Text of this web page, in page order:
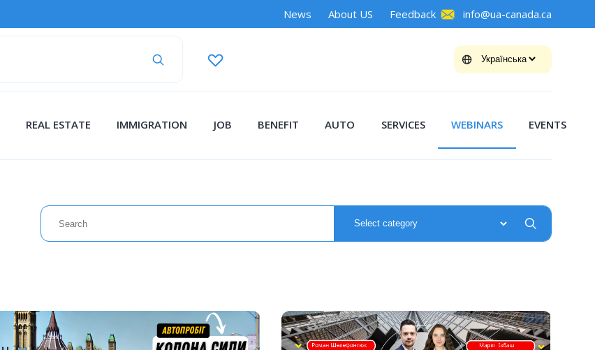
News About US Feedback info@ua-canada.ca
REAL ESTATE IMMIGRATION JOB BENEFIT AUTO SERVICES WEBINARS EVENTS